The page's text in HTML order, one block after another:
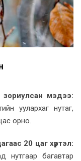
мэдээ:
уулархаг нутаг,
орно.
20 цаг хүртэл:
нутгаар багавтар